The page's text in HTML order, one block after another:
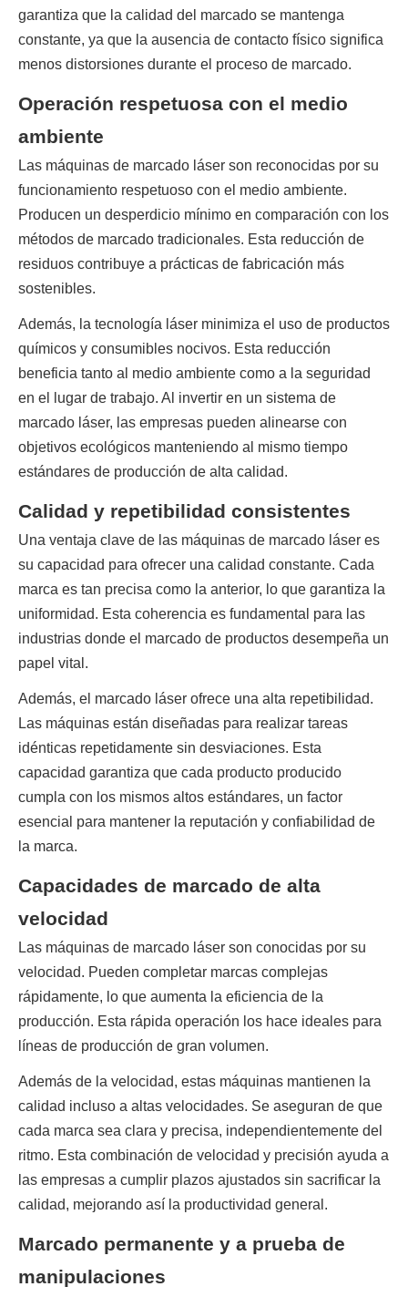
garantiza que la calidad del marcado se mantenga
constante, ya que la ausencia de contacto físico significa
menos distorsiones durante el proceso de marcado.
Operación respetuosa con el medio
ambiente
Las máquinas de marcado láser son reconocidas por su
funcionamiento respetuoso con el medio ambiente.
Producen un desperdicio mínimo en comparación con los
métodos de marcado tradicionales. Esta reducción de
residuos contribuye a prácticas de fabricación más
sostenibles.
Además, la tecnología láser minimiza el uso de productos
químicos y consumibles nocivos. Esta reducción
beneficia tanto al medio ambiente como a la seguridad
en el lugar de trabajo. Al invertir en un sistema de
marcado láser, las empresas pueden alinearse con
objetivos ecológicos manteniendo al mismo tiempo
estándares de producción de alta calidad.
Calidad y repetibilidad consistentes
Una ventaja clave de las máquinas de marcado láser es
su capacidad para ofrecer una calidad constante. Cada
marca es tan precisa como la anterior, lo que garantiza la
uniformidad. Esta coherencia es fundamental para las
industrias donde el marcado de productos desempeña un
papel vital.
Además, el marcado láser ofrece una alta repetibilidad.
Las máquinas están diseñadas para realizar tareas
idénticas repetidamente sin desviaciones. Esta
capacidad garantiza que cada producto producido
cumpla con los mismos altos estándares, un factor
esencial para mantener la reputación y confiabilidad de
la marca.
Capacidades de marcado de alta
velocidad
Las máquinas de marcado láser son conocidas por su
velocidad. Pueden completar marcas complejas
rápidamente, lo que aumenta la eficiencia de la
producción. Esta rápida operación los hace ideales para
líneas de producción de gran volumen.
Además de la velocidad, estas máquinas mantienen la
calidad incluso a altas velocidades. Se aseguran de que
cada marca sea clara y precisa, independientemente del
ritmo. Esta combinación de velocidad y precisión ayuda a
las empresas a cumplir plazos ajustados sin sacrificar la
calidad, mejorando así la productividad general.
Marcado permanente y a prueba de
manipulaciones